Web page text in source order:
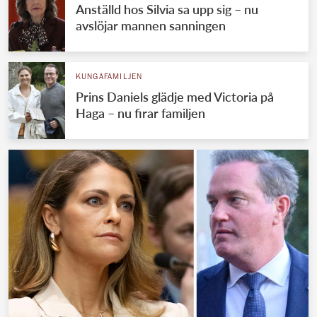
Anställd hos Silvia sa upp sig – nu
avslöjar mannen sanningen
KUNGAFAMILJEN
Prins Daniels glädje med Victoria på
Haga – nu firar familjen